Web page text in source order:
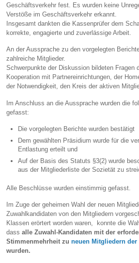
Geschäftsverkehr fest. Es wurden keine
Verstöße im Geschäftsverkehr erkannt.
Insgesamt dankten die Kassenprüfer dem
korrekte, engagierte und zuverlässige Arbeit.
An der Aussprache zu den vorgelegten
zahlreiche Mitglieder.
Schwerpunkte der Diskussion bildeten Fragen
Kooperation mit Partnereinrichtungen, der
der Notwendigkeit, den Kreis der aktiven
Im Anschluss an die Aussprache wurden die
gefasst:
Die vorgelegten Berichte wurden bestätigt
Dem gewählten Präsidium wurde für die
Entlastung erteilt und
Auf der Basis des Statuts §3(2) wurde
aus der Mitgliederliste der Sozietät zu
Alle Beschlüsse wurden einstimmig gefasst.
Im Zuge der geheimen Wahl der neuen
Zuwahlkandidaten von den Mitgliedern
Klassen erörtert worden waren, konnte die
dassalle Zuwahl-Kandidaten mit der
Stimmenmehrheit zuneuen Mitgliedern der
wurden.